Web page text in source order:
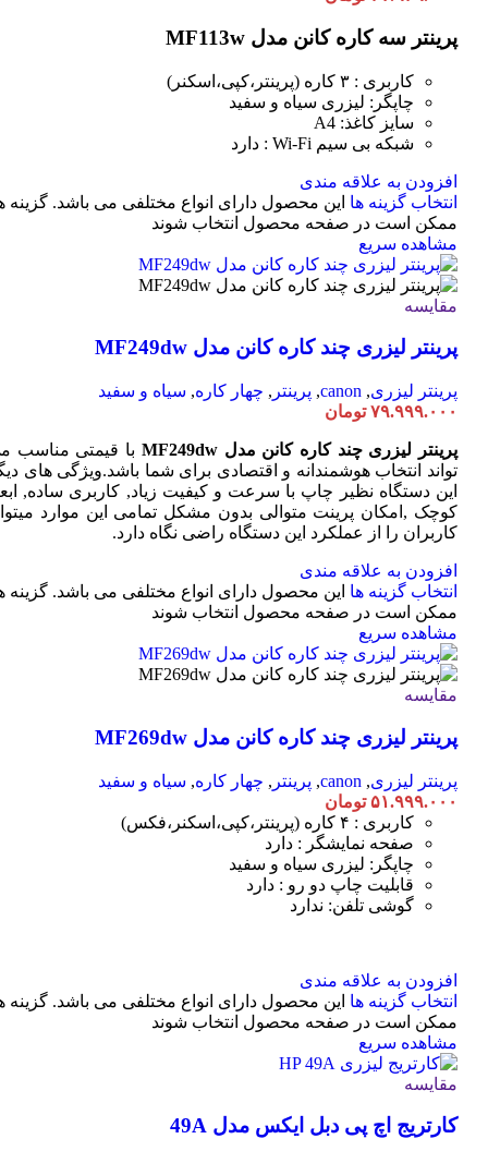
پرینتر سه کاره کانن مدل MF113w
کاربری : ۳ کاره (پرینتر،کپی،اسکنر)
چاپگر: لیزری سیاه و سفید
سایز کاغذ: A4
شبکه بی سیم Wi-Fi : دارد
افزودن به علاقه مندی
انتخاب گزینه ها این محصول دارای انواع مختلفی می باشد. گزینه
ممکن است در صفحه محصول انتخاب شوند
مشاهده سریع
مقایسه
پرینتر لیزری چند کاره کانن مدل MF249dw
پرینتر لیزری,
canon
, پرینتر , چهار کاره, سیاه و سفید
۷۹.۹۹۹.۰۰۰ تومان
پرینتر لیزری چند کاره کانن مدل MF249dw
با قیمتی مناسب
تواند انتخاب هوشمندانه و اقتصادی برای شما باشد.ویژگی های
این دستگاه نظیر چاپ با سرعت و کیفیت زیاد, کاربری ساده,
کوچک ,امکان پرینت متوالی بدون مشکل تمامی این موارد
کاربران را از عملکرد این دستگاه راضی نگاه دارد.
افزودن به علاقه مندی
انتخاب گزینه ها این محصول دارای انواع مختلفی می باشد. گزینه
ممکن است در صفحه محصول انتخاب شوند
مشاهده سریع
مقایسه
پرینتر لیزری چند کاره کانن مدل MF269dw
پرینتر لیزری,
canon
, پرینتر , چهار کاره, سیاه و سفید
۵۱.۹۹۹.۰۰۰ تومان
کاربری : ۴ کاره (پرینتر،کپی،اسکنر،فکس)
صفحه نمایشگر : دارد
چاپگر: لیزری سیاه و سفید
قابلیت چاپ دو رو : دارد
گوشی تلفن: ندارد
افزودن به علاقه مندی
انتخاب گزینه ها این محصول دارای انواع مختلفی می باشد. گزینه
ممکن است در صفحه محصول انتخاب شوند
مشاهده سریع
مقایسه
کارتریج اچ پی دبل ایکس مدل 49A